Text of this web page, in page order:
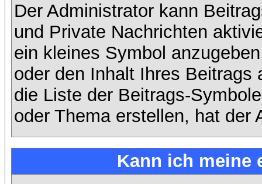
Der Administrator kann
und Private Nachrichten
ein kleines Symbol
oder den Inhalt Ihres
die Liste der Beitrags-
oder Thema erstellen, hat der
Kann ich meine